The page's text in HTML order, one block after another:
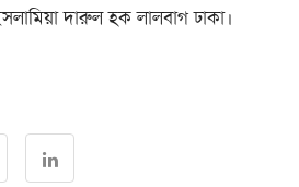
দারুল হক লালবাগ ঢাকা।